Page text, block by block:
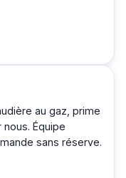
au gaz, prime
Équipe
sans réserve.